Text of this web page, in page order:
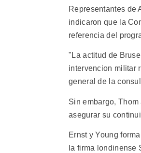
Representantes de
indicaron que la
referencia del
"La actitud de
intervencion militar
general de la
Sin embargo,
asegurar su
Ernst y Young
la firma londinense